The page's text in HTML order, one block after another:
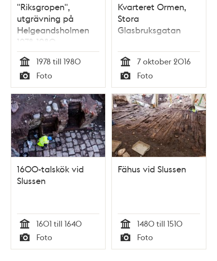
"Riksgropen",
utgrävning på
Helgeandsholmen
1978-1980
Tid
1978 till 1980
Typ
Foto
Kvarteret Ormen,
Stora
Glasbruksgatan
Tid
7 oktober 2016
Typ
Foto
1600-talskök vid
Slussen
Tid
1601 till 1640
Typ
Foto
Fähus vid Slussen
Tid
1480 till 1510
Typ
Foto